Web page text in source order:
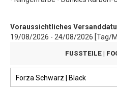
Voraussichtliches
19/08/2026 - 24/08/2026 [Tag/
FUSSTEILE |